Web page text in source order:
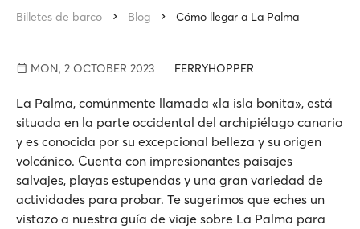
Billetes de barco Blog Cómo llegar a La Palma
MON, 2 OCTOBER 2023 FERRYHOPPER
La Palma, comúnmente llamada «la isla bonita», está
situada en la parte occidental del archipiélago canario
y es conocida por su excepcional belleza y su origen
volcánico. Cuenta con impresionantes paisajes
salvajes, playas estupendas y una gran variedad de
actividades para probar. Te sugerimos que eches un
vistazo a nuestra guía de viaje sobre La Palma para